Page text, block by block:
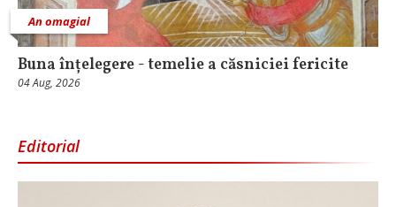
An omagial
Buna înțelegere - temelie a căsniciei fericite
04 Aug, 2026
Editorial